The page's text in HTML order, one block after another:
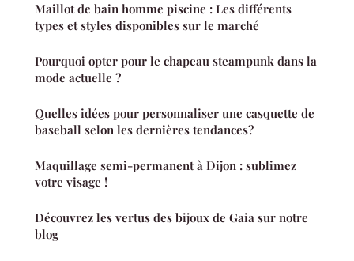
Maillot de bain homme piscine : Les différents
types et styles disponibles sur le marché
Pourquoi opter pour le chapeau steampunk dans la
mode actuelle ?
Quelles idées pour personnaliser une casquette de
baseball selon les dernières tendances?
Maquillage semi-permanent à Dijon : sublimez
votre visage !
Découvrez les vertus des bijoux de Gaia sur notre
blog